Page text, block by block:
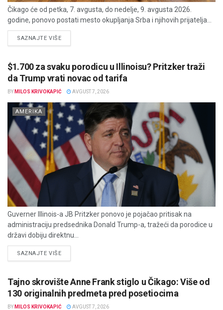
Čikago će od petka, 7. avgusta, do nedelje, 9. avgusta 2026.
godine, ponovo postati mesto okupljanja Srba i njihovih prijatelja...
SAZNAJTE VIŠEDETAILS
$1.700 za svaku porodicu u Illinoisu? Pritzker traži
da Trump vrati novac od tarifa
BY MILOS KRIVOKAPIĆ AVGUST 7, 2026
AMERIKA
Guverner Illinois-a JB Pritzker ponovo je pojačao pritisak na
administraciju predsednika Donald Trump-a, tražeći da porodice u
državi dobiju direktnu...
SAZNAJTE VIŠEDETAILS
Tajno skrovište Anne Frank stiglo u Čikago: Više od
130 originalnih predmeta pred posetiocima
BY MILOS KRIVOKAPIĆ AVGUST 7, 2026